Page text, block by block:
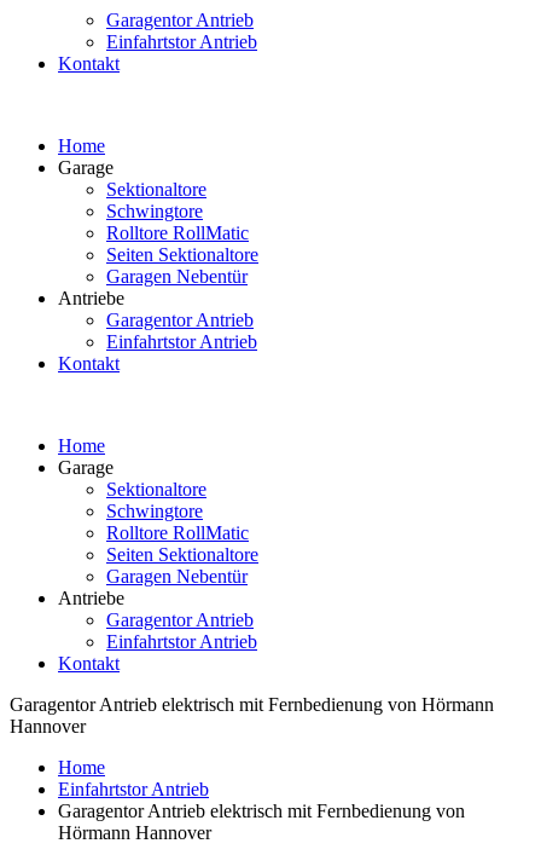
Garagentor Antrieb
Einfahrtstor Antrieb
Kontakt
Home
Garage
Sektionaltore
Schwingtore
Rolltore RollMatic
Seiten Sektionaltore
Garagen Nebentür
Antriebe
Garagentor Antrieb
Einfahrtstor Antrieb
Kontakt
Home
Garage
Sektionaltore
Schwingtore
Rolltore RollMatic
Seiten Sektionaltore
Garagen Nebentür
Antriebe
Garagentor Antrieb
Einfahrtstor Antrieb
Kontakt
Garagentor Antrieb elektrisch mit Fernbedienung von Hörmann
Hannover
Home
Einfahrtstor Antrieb
Garagentor Antrieb elektrisch mit Fernbedienung von
Hörmann Hannover